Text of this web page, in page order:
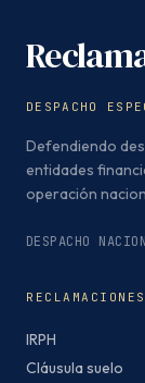
DESPACHO
Defendiendo
entidades
operación
DESPACHO
RECLAMACIONES
IRPH
Cláusula suelo